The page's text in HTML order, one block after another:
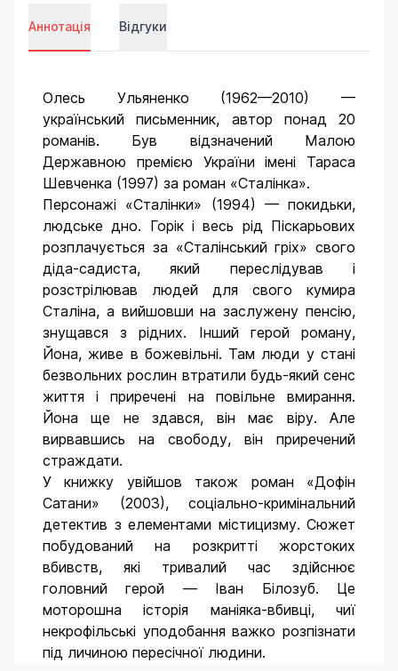
Аннотація Відгуки
Олесь Ульяненко (1962—2010) —
український письменник, автор понад 20
романів. Був відзначений Малою
Державною премією України імені Тараса
Шевченка (1997) за роман «Сталінка».
Персонажі «Сталінки» (1994) — покидьки,
людське дно. Горік і весь рід Піскарьових
розплачується за «Сталінський гріх» свого
діда-садиста, який переслідував і
розстрілював людей для свого кумира
Сталіна, а вийшовши на заслужену пенсію,
знущався з рідних. Інший герой роману,
Йона, живе в божевільні. Там люди у стані
безвольних рослин втратили будь-який сенс
життя і приречені на повільне вмирання.
Йона ще не здався, він має віру. Але
вирвавшись на свободу, він приречений
страждати.
У книжку увійшов також роман «Дофін
Сатани» (2003), соціально-кримінальний
детектив з елементами містицизму. Сюжет
побудований на розкритті жорстоких
вбивств, які тривалий час здійснює
головний герой — Іван Білозуб. Це
моторошна історія маніяка-вбивці, чиї
некрофільські уподобання важко розпізнати
під личиною пересічної людини.